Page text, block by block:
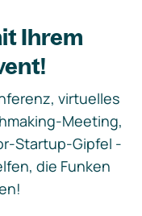
Ihrem
virtuelles
Meeting,
Startup-Gipfel -
die Funken